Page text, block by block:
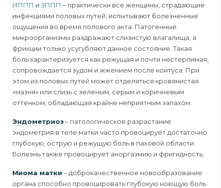
ИППП и ЗППП – практически все женщины, страдающие
инфекциями половых путей, испытывают болезненные
ощущения во время полового акта. Патогенные
микроорганизмы раздражают слизистую влагалища, а
фрикции только усугубляют данное состояние. Такая
боль характеризуется как режущая и почти нестерпимая,
сопровождается зудом и жжением после коитуса. При
этом из половых путей может отделяться кровянистая
«мазня» или слизь с зеленым, серым и коричневым
оттенком, обладающая крайне неприятным запахом.
Эндометриоз– патологическое разрастание
эндометрия в теле матки часто провоцирует достаточно
глубокую, острую и режущую боль в паховой области.
Болезнь также провоцирует аноргазмию и фригидность.
Миома матки – доброкачественное новообразование
органа способно провоцировать глубокую ноющую боль